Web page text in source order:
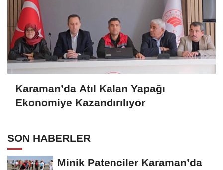
Karaman’da Atıl Kalan Yapağı
Ekonomiye Kazandırılıyor
SON HABERLER
Minik Patenciler Karaman’da